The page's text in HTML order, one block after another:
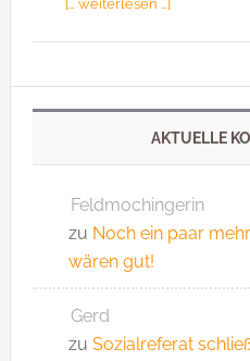
AKTUELLE
Feldmochingerin
zu Noch ein paar
wären gut!
Gerd
zu Sozialreferat